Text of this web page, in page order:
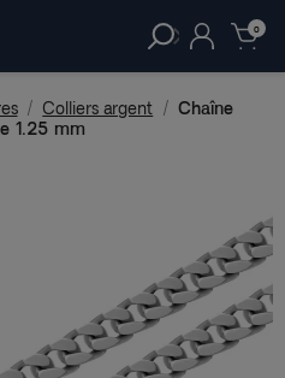
clear 0
Colliers argent
Chaîne
1.25 mm